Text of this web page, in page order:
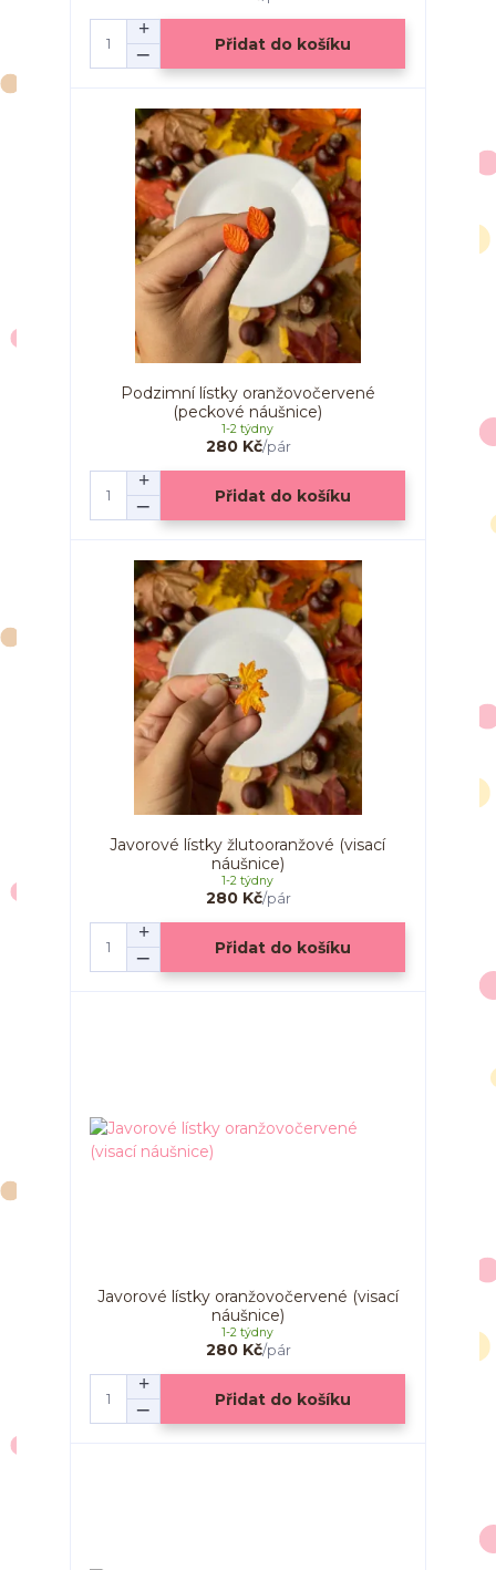
Přidat do košíku
Podzimní lístky oranžovočervené
(peckové náušnice)
280 Kč/pár
1-2 týdny
Přidat do košíku
Javorové lístky žlutooranžové (visací
náušnice)
280 Kč/pár
1-2 týdny
Přidat do košíku
Javorové lístky oranžovočervené (visací
náušnice)
280 Kč/pár
1-2 týdny
Přidat do košíku